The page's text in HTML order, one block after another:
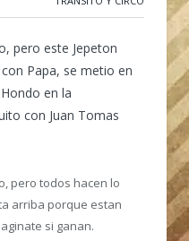
pero este Jepeton
Papa, se metio en
en la
con Juan Tomas
pero todos hacen lo
arriba porque estan
si ganan.